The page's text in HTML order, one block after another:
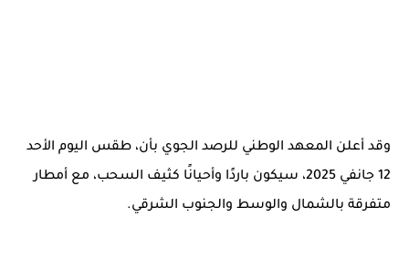
وقد أعلن المعهد الوطني للرصد الجوي بأن، طقس اليوم الأحد
12 جانفي 2025، سيكون باردًا وأحيانًا كثيف السحب، مع أمطار
متفرقة بالشمال والوسط والجنوب الشرقي.